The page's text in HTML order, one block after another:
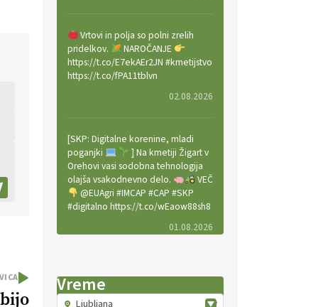
Vrtovi in polja so polni zrelih
pridelkov.
NAROČANJE
https://t.co/E7ekAEr2JN #kmetijstvo
https://t.co/fPA11tblvn
02.08.2026
[SKP: Digitalne korenine, mladi
poganjki
] Na kmetiji Žigart v
Orehovi vasi sodobna tehnologija
olajša vsakodnevno delo.
VEČ
@EUAgri #IMCAP #CAP #SKP
#digitalno https://t.co/wEaow88sh8
01.08.2026
ekološko vinsko posestvo Fedora
na Krasu.
VEČ
Vreme
Ljubljana